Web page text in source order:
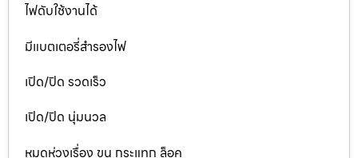
ไฟดับใช้งานได้
มีแบตเตอรี่สำรองไฟ
เปิด/ปิด รวดเร็ว
เปิด/ปิด นุ่มนวล
หมดห่วงเรื่อง ขน กระแทก ล็อค